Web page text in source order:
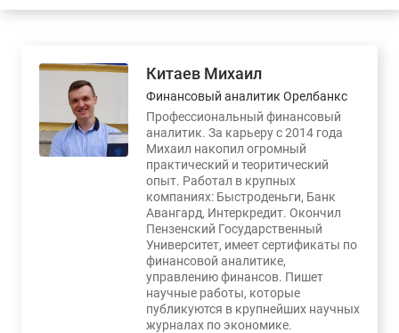
Китаев Михаил
Финансовый аналитик Орелбанкс
Профессиональный финансовый
аналитик. За карьеру с 2014 года
Михаил накопил огромный
практический и теоритический
опыт. Работал в крупных
компаниях: Быстроденьги, Банк
Авангард, Интеркредит. Окончил
Пензенский Государственный
Университет, имеет сертификаты по
финансовой аналитике,
управлению финансов. Пишет
научные работы, которые
публикуются в крупнейших научных
журналах по экономике.